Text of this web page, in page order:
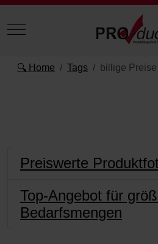
Mobile Menu Toggle
🔍 Home Tags billige Preise
Preiswerte
Top-Angebot für
Bedarfsmengen